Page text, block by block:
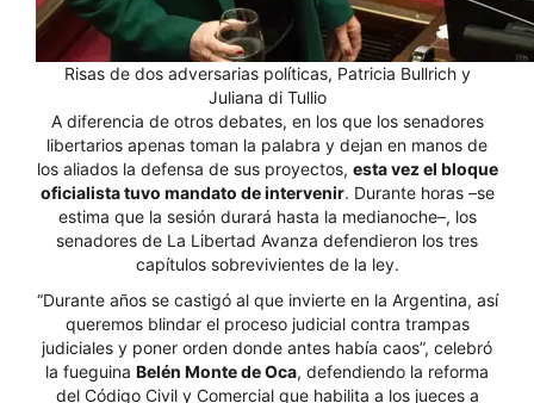
Risas de dos adversarias políticas, Patricia Bullrich y
Juliana di Tullio
A diferencia de otros debates, en los que los senadores
libertarios apenas toman la palabra y dejan en manos de
los aliados la defensa de sus proyectos, esta vez el bloque
oficialista tuvo mandato de intervenir. Durante horas –se
estima que la sesión durará hasta la medianoche–, los
senadores de La Libertad Avanza defendieron los tres
capítulos sobrevivientes de la ley.
“Durante años se castigó al que invierte en la Argentina, así
queremos blindar el proceso judicial contra trampas
judiciales y poner orden donde antes había caos”, celebró
la fueguina Belén Monte de Oca, defendiendo la reforma
del Código Civil y Comercial que habilita a los jueces a